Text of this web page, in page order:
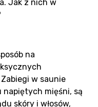
Jak z nich w
na
w saunie
mięśni, są
skóry i włosów,